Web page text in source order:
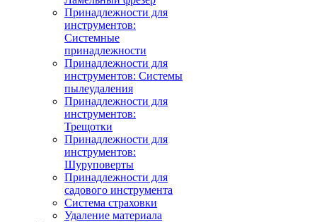
Принадлежности для
инструментов:
Системные
принадлежности
Принадлежности для
инструментов: Системы
пылеудаления
Принадлежности для
инструментов:
Трещотки
Принадлежности для
инструментов:
Шуруповерты
Принадлежности для
садового инструмента
Система страховки
Удаление материала